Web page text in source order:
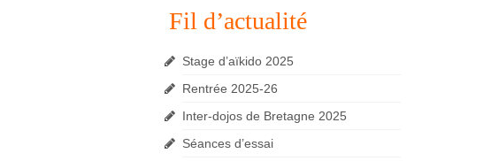
Fil d’actualité
Stage d’aïkido 2025
Rentrée 2025-26
Inter-dojos de Bretagne 2025
Séances d’essai